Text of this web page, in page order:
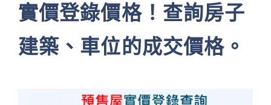
實價登錄價格！查詢房子
建築、車位的成交價格。